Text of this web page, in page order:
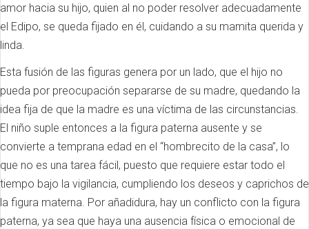
amor hacia su hijo, quien al no poder resolver adecuadamente
el Edipo, se queda fijado en él, cuidando a su mamita querida y
linda.
Esta fusión de las figuras genera por un lado, que el hijo no
pueda por preocupación separarse de su madre, quedando la
idea fija de que la madre es una víctima de las circunstancias.
El niño suple entonces a la figura paterna ausente y se
convierte a temprana edad en el “hombrecito de la casa”, lo
que no es una tarea fácil, puesto que requiere estar todo el
tiempo bajo la vigilancia, cumpliendo los deseos y caprichos de
la figura materna. Por añadidura, hay un conflicto con la figura
paterna, ya sea que haya una ausencia física o emocional de